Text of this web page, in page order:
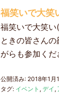
福笑いで大
福笑いで大笑
ときの皆さん
がらも参加く
公開済み: 2018年1月
タグ: イベント , デイ ,